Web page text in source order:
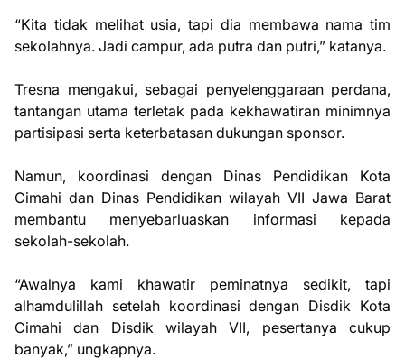
“Kita tidak melihat usia, tapi dia membawa nama tim
sekolahnya. Jadi campur, ada putra dan putri,” katanya.
Tresna mengakui, sebagai penyelenggaraan perdana,
tantangan utama terletak pada kekhawatiran minimnya
partisipasi serta keterbatasan dukungan sponsor.
Namun, koordinasi dengan Dinas Pendidikan Kota
Cimahi dan Dinas Pendidikan wilayah VII Jawa Barat
membantu menyebarluaskan informasi kepada
sekolah-sekolah.
“Awalnya kami khawatir peminatnya sedikit, tapi
alhamdulillah setelah koordinasi dengan Disdik Kota
Cimahi dan Disdik wilayah VII, pesertanya cukup
banyak,” ungkapnya.